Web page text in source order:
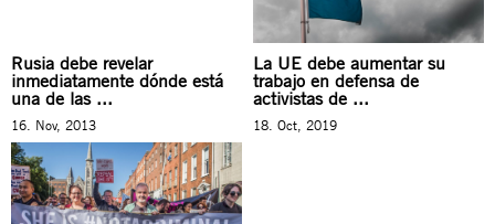
Rusia debe revelar
inmediatamente dónde está
una de las ...
16. Nov, 2013
La UE debe aumentar su
trabajo en defensa de
activistas de ...
18. Oct, 2019